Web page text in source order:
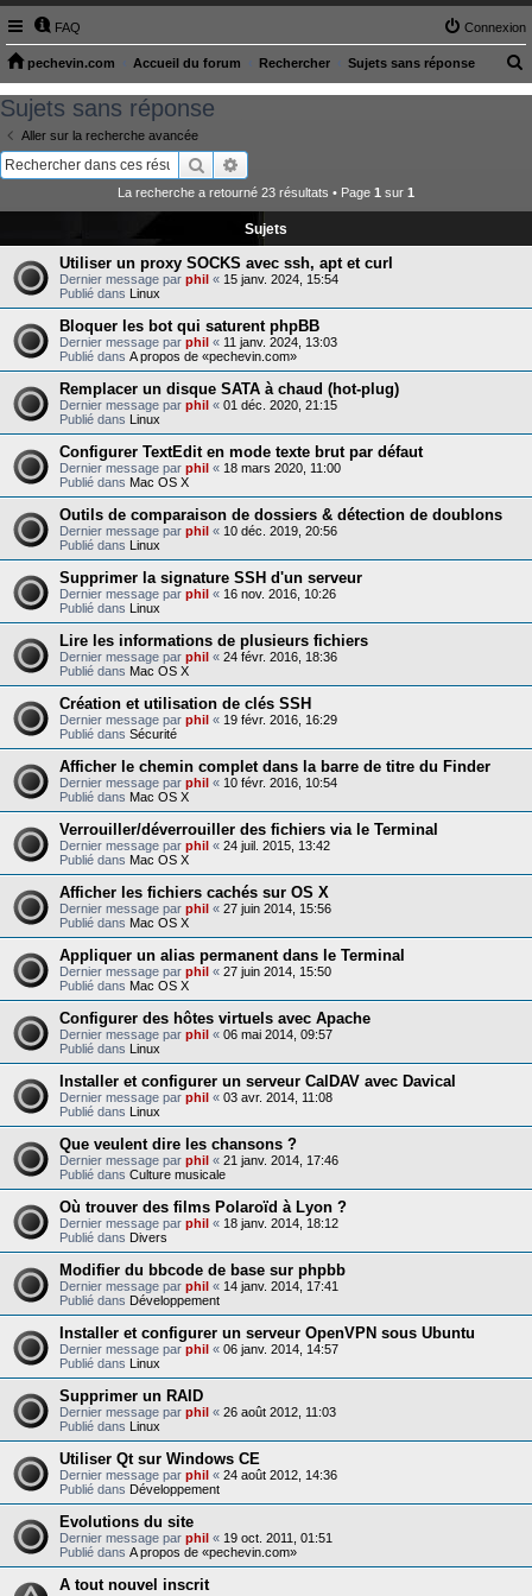
FAQ Connexion
pechevin.com Accueil du forum Rechercher Sujets sans réponse
Sujets sans réponse
Aller sur la recherche avancée
Rechercher
La recherche a retourné 23 résultats • Page 1 sur 1
Sujets
Utiliser un proxy SOCKS avec ssh, apt et curl
Dernier message par phil « 15 janv. 2024, 15:54
Publié dans Linux
Bloquer les bot qui saturent phpBB
Dernier message par phil « 11 janv. 2024, 13:03
Publié dans A propos de «pechevin.com»
Remplacer un disque SATA à chaud (hot-plug)
Dernier message par phil « 01 déc. 2020, 21:15
Publié dans Linux
Configurer TextEdit en mode texte brut par défaut
Dernier message par phil « 18 mars 2020, 11:00
Publié dans Mac OS X
Outils de comparaison de dossiers & détection de doublons
Dernier message par phil « 10 déc. 2019, 20:56
Publié dans Linux
Supprimer la signature SSH d'un serveur
Dernier message par phil « 16 nov. 2016, 10:26
Publié dans Linux
Lire les informations de plusieurs fichiers
Dernier message par phil « 24 févr. 2016, 18:36
Publié dans Mac OS X
Création et utilisation de clés SSH
Dernier message par phil « 19 févr. 2016, 16:29
Publié dans Sécurité
Afficher le chemin complet dans la barre de titre du Finder
Dernier message par phil « 10 févr. 2016, 10:54
Publié dans Mac OS X
Verrouiller/déverrouiller des fichiers via le Terminal
Dernier message par phil « 24 juil. 2015, 13:42
Publié dans Mac OS X
Afficher les fichiers cachés sur OS X
Dernier message par phil « 27 juin 2014, 15:56
Publié dans Mac OS X
Appliquer un alias permanent dans le Terminal
Dernier message par phil « 27 juin 2014, 15:50
Publié dans Mac OS X
Configurer des hôtes virtuels avec Apache
Dernier message par phil « 06 mai 2014, 09:57
Publié dans Linux
Installer et configurer un serveur CalDAV avec Davical
Dernier message par phil « 03 avr. 2014, 11:08
Publié dans Linux
Que veulent dire les chansons ?
Dernier message par phil « 21 janv. 2014, 17:46
Publié dans Culture musicale
Où trouver des films Polaroïd à Lyon ?
Dernier message par phil « 18 janv. 2014, 18:12
Publié dans Divers
Modifier du bbcode de base sur phpbb
Dernier message par phil « 14 janv. 2014, 17:41
Publié dans Développement
Installer et configurer un serveur OpenVPN sous Ubuntu
Dernier message par phil « 06 janv. 2014, 14:57
Publié dans Linux
Supprimer un RAID
Dernier message par phil « 26 août 2012, 11:03
Publié dans Linux
Utiliser Qt sur Windows CE
Dernier message par phil « 24 août 2012, 14:36
Publié dans Développement
Evolutions du site
Dernier message par phil « 19 oct. 2011, 01:51
Publié dans A propos de «pechevin.com»
A tout nouvel inscrit